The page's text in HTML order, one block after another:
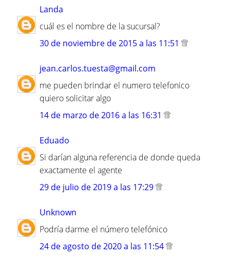
Landa
cuál es el nombre de la sucursal?
30 de noviembre de 2015 a las 11:51
jean.carlos.tuesta@gmail.com
me pueden brindar el numero telefonico
quiero solicitar algo
14 de marzo de 2016 a las 16:31
Eduado
Si darían alguna referencia de donde queda
exactamente el agente
29 de julio de 2019 a las 17:29
Unknown
Podría darme el número telefónico
24 de agosto de 2020 a las 11:54